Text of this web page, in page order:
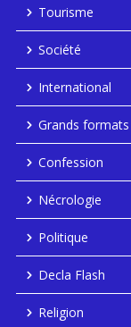
Tourisme
Société
International
Grands formats
Confession
Nécrologie
Politique
Decla Flash
Religion